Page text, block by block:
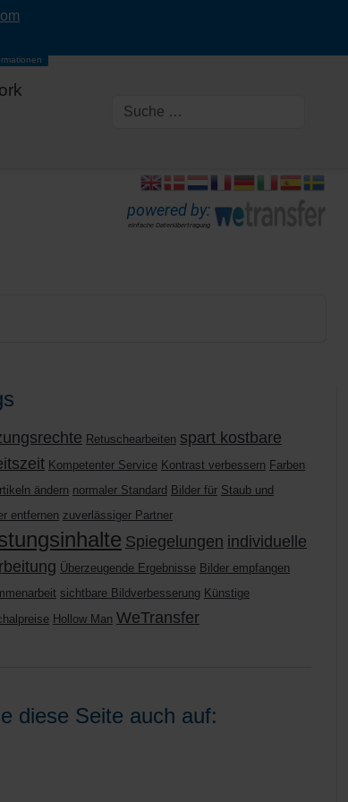
powered by:
einfache Datenübertragung
Retuschearbeiten spart kostbare
Kompetenter Service Kontrast verbessern Farben
ändern normaler Standard Bilder für Staub und
entfernen zuverlässiger Partner
Spiegelungen individuelle
Überzeugende Ergebnisse Bilder empfangen
sichtbare Bildverbesserung Künstige
Hollow Man WeTransfer
diese Seite auch auf: